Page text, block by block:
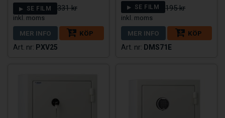
SE FILM
1.575 kr 2.331 kr
MER INFO
KÖP
PXV25
SE FILM
4.499 kr 6.195 kr
MER INFO
KÖP
DMS71E